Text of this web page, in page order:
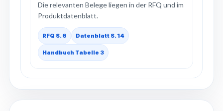
Die relevanten Belege liegen in der RFQ und im
Produktdatenblatt.
RFQ S. 6 Datenblatt S. 14
Handbuch Tabelle 3